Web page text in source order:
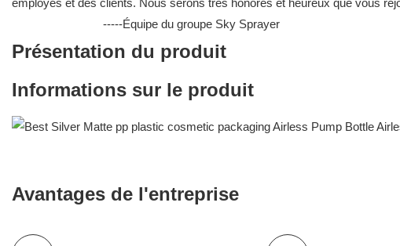
-----Équipe du groupe Sky Sprayer
Présentation du produit
Informations sur le produit
Avantages de l'entreprise